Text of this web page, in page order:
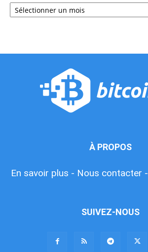
À PROPOS
En savoir plus - Nous contacter -
SUIVEZ-NOUS